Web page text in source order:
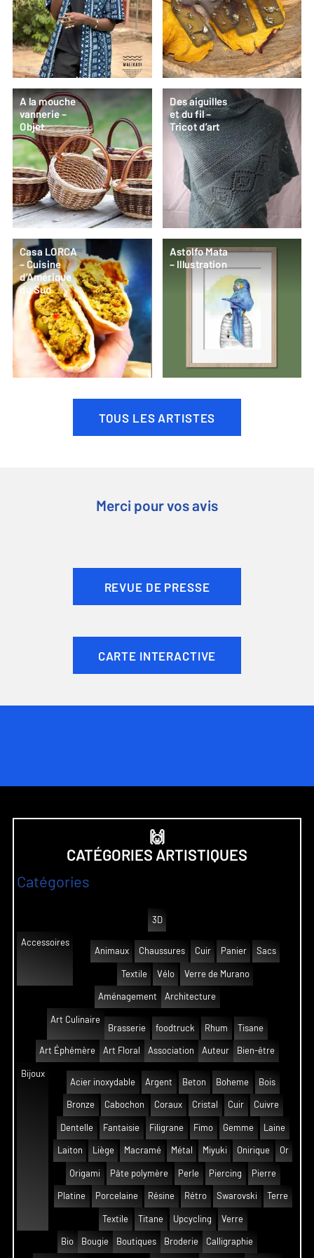
A la mouche
vannerie –
Objet
Des aiguilles
et du fil –
Tricot d’art
Casa LORCA
– Cuisine
d’Amérique
du Sud
Astolfo Mata
– Illustration
TOUS LES ARTISTES
Merci pour vos avis
REVUE DE PRESSE
CARTE INTERACTIVE
🙌
CATÉGORIES ARTISTIQUES
Catégories
3D
Accessoires
Animaux
Chaussures Cuir Panier Sacs
Textile Vélo Verre de Murano
Aménagement Architecture
Art Culinaire
Brasserie
foodtruck Rhum Tisane
Art Éphémère Art Floral Association Auteur Bien-être
Bijoux
Acier inoxydable
Argent Beton Boheme Bois
Bronze Cabochon Coraux Cristal Cuir Cuivre
Dentelle Fantaisie Filigrane Fimo Gemme Laine
Laiton Liège Macramé Métal Miyuki Onirique Or
Origami Pâte polymère Perle Piercing Pierre
Platine Porcelaine Résine Rétro Swarovski Terre
Textile Titane Upcycling Verre
Bio Bougie Boutiques Broderie Calligraphie